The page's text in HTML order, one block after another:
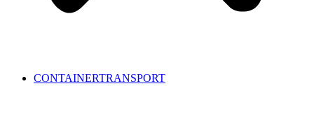
CONTAINERTRANSPORT